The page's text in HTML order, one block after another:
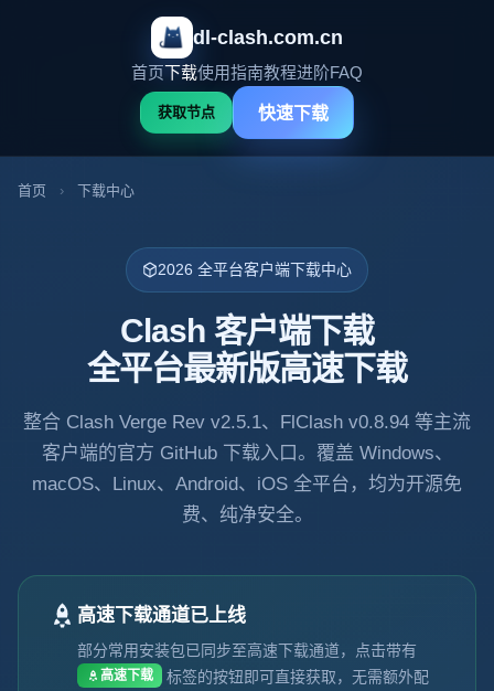
dl-clash.com.cn
首页下载使用指南教程进阶FAQ
获取节点 快速下载
首页 › 下载中心
2026 全平台客户端下载中心
Clash 客户端下载
全平台最新版高速下载
整合 Clash Verge Rev v2.5.1、FlClash v0.8.94 等主流
客户端的官方 GitHub 下载入口。覆盖 Windows、
macOS、Linux、Android、iOS 全平台，均为开源免
费、纯净安全。
高速下载通道已上线
部分常用安装包已同步至高速下载通道，点击带有
高速下载
标签的按钮即可直接获取，无需额外配